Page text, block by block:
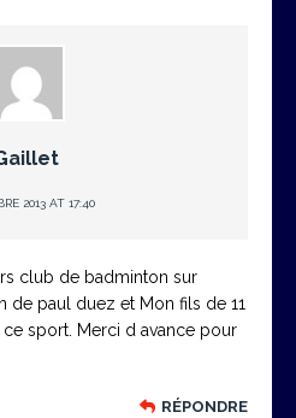
2013 AT 17:40
club de badminton sur
de paul duez et Mon fils de 11
sport. Merci d avance pour
RÉPONDRE